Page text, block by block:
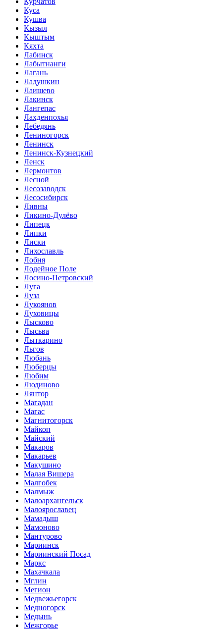
Куса
Кушва
Кызыл
Кыштым
Кяхта
Лабинск
Лабытнанги
Лагань
Ладушкин
Лаишево
Лакинск
Лангепас
Лахденпохья
Лебедянь
Лениногорск
Ленинск
Ленинск-Кузнецкий
Ленск
Лермонтов
Лесной
Лесозаводск
Лесосибирск
Ливны
Ликино-Дулёво
Липецк
Липки
Лиски
Лихославль
Лобня
Лодейное Поле
Лосино-Петровский
Луга
Луза
Лукоянов
Луховицы
Лысково
Лысьва
Лыткарино
Льгов
Любань
Люберцы
Любим
Людиново
Лянтор
Магадан
Магас
Магнитогорск
Майкоп
Майский
Макаров
Макарьев
Макушино
Малая Вишера
Малгобек
Малмыж
Малоархангельск
Малоярославец
Мамадыш
Мамоново
Мантурово
Мариинск
Мариинский Посад
Маркс
Махачкала
Мглин
Мегион
Медвежьегорск
Медногорск
Медынь
Межгорье